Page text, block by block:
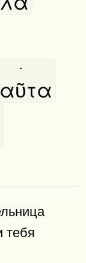
-
тебя